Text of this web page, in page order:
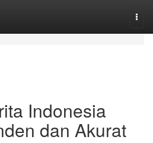
Indonesia
dan Akurat